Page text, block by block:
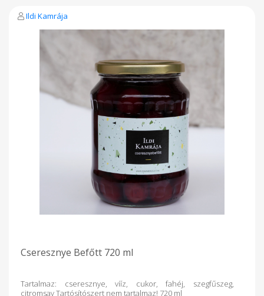
Ildi Kamrája
Cseresznye Befőtt 720 ml
Tartalmaz: cseresznye, vííz, cukor, fahéj, szegfűszeg,
citromsav Tartósítószert nem tartalmaz! 720 ml